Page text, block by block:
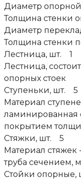
Диаметр
Толщина стенки
Диаметр
Толщина стенки
Лестница, шт. 1
Лестница,
опорных стоек
Ступеньки, шт. 5
Материал
ламинированная
покрытием
Стяжки, шт. 5
Материал
труба сечением,
Стойки